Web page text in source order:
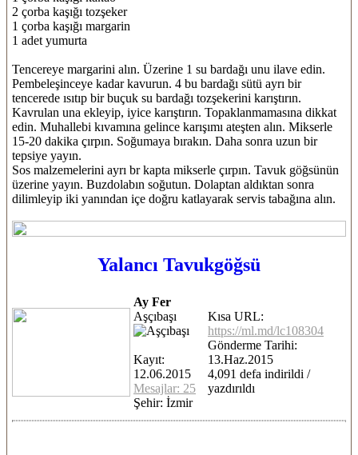
2 çorba kaşığı tozşeker
1 çorba kaşığı margarin
1 adet yumurta
Tencereye margarini alın. Üzerine 1 su bardağı unu ilave edin.
Pembeleşinceye kadar kavurun. 4 bu bardağı sütü ayrı bir
tencerede ısıtıp bir buçuk su bardağı tozşekerini karıştırın.
Kavrulan una ekleyip, iyice karıştırın. Topaklanmamasına dikkat
edin. Muhallebi kıvamına gelince karışımı ateşten alın. Mikserle
15-20 dakika çırpın. Soğumaya bırakın. Daha sonra uzun bir
tepsiye yayın.
Sos malzemelerini ayrı br kapta mikserle çırpın. Tavuk göğsünün
üzerine yayın. Buzdolabın soğutun. Dolaptan aldıktan sonra
dilimleyip iki yanından içe doğru katlayarak servis tabağına alın.
Yalancı Tavukgöğsü
Ay Fer
Aşçıbaşı
Kayıt:
12.06.2015
Mesajlar: 25
Şehir: İzmir
Kısa URL:
https://ml.md/lc108304
Gönderme Tarihi:
13.Haz.2015
4,091 defa indirildi /
yazdırıldı